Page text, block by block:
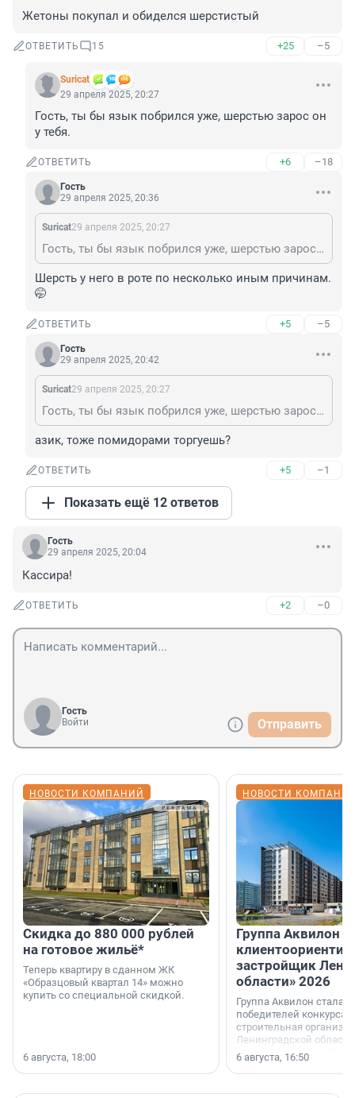
Жетоны покупал и обиделся шерстистый
ОТВЕТИТЬ 15 +25 –5
Suricat
29 апреля 2025, 20:27
Гость, ты бы язык побрился уже, шерстью зарос он
у тебя.
ОТВЕТИТЬ +6 –18
Гость
29 апреля 2025, 20:36
Suricat29 апреля 2025, 20:27
Гость, ты бы язык побрился уже, шерстью зарос он у тебя.
Шерсть у него в роте по несколько иным причинам.
🤭
ОТВЕТИТЬ +5 –5
Гость
29 апреля 2025, 20:42
Suricat29 апреля 2025, 20:27
Гость, ты бы язык побрился уже, шерстью зарос он у тебя.
азик, тоже помидорами торгуешь?
ОТВЕТИТЬ +5 –1
Показать ещё 12 ответов
Гость
29 апреля 2025, 20:04
Кассира!
ОТВЕТИТЬ +2 –0
Гость
Войти
Отправить
НОВОСТИ КОМПАНИЙ
Скидка до 880 000 рублей
на готовое жильё*
Теперь квартиру в сданном ЖК
«Образцовый квартал 14» можно
купить со специальной скидкой.
6 августа, 18:00
НОВОСТИ
Группа Аквилон
застройщик
области» 2026
Группа Аквилон стала
победителей конкурса
строительная
Ленинградской области
номинации «Самый
застройщик
области».
6 августа, 16:50